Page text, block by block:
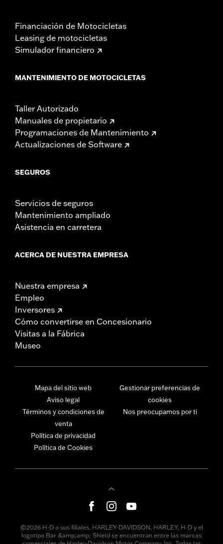
Financiación de Motocicletas
Leasing de motocicletas
Simulador financiero
MANTENIMIENTO DE MOTOCICLETAS
Taller Autorizado
Manuales de propietario
Programaciones de Mantenimiento
Actualizaciones de Software
SEGUROS
Servicios de seguros
Mantenimiento ampliado
Asistencia en carretera
ACERCA DE NUESTRA EMPRESA
Nuestra empresa
Empleo
Inversores
Cómo convertirse en Concesionario
Visitas a la Fábrica
Museo
Mapa del sitio web
Aviso legal
Términos y condiciones de
venta
Política de privacidad
Política de Cookies
Gestionar preferencias de
cookies
Nos preocupamos por ti
©2026 H-D o sus filiales. HARLEY-DAVIDSON, HARLEY, H-D y el
logotipo Bar &amp;amp; Shield se encuentran entre las marcas